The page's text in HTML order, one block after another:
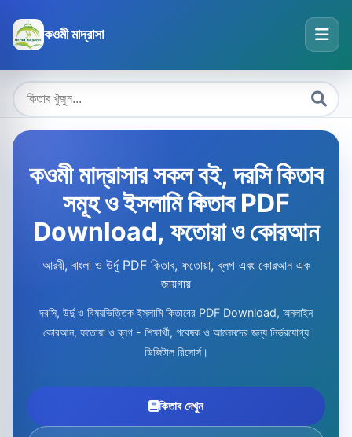
কওমী মাদ্রাসা
কওমী মাদ্রাসার সকল বই, দরসি কিতাব
সমূহ ও ইসলামি কিতাব PDF
Download, ফতোয়া ও কোরআন
আরবী, বাংলা ও উর্দূ PDF কিতাব, ফতোয়া, ব্লগ এবং কোরআন এক
জায়গায়
দরসি, উর্দু ও বিষয়ভিত্তিক ইসলামি কিতাবের PDF Download, অনলাইন
কোরআন, ফতোয়া ও ব্লগ - শিক্ষার্থী, গবেষক ও আলেমদের জন্য নির্ভরযোগ্য
ডিজিটাল রিসোর্স।
কিতাব দেখুন